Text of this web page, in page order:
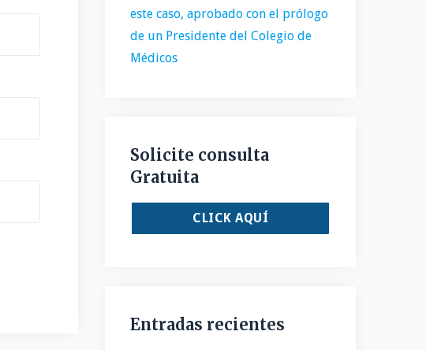
este caso, aprobado con el prólogo
de un Presidente del Colegio de
Médicos
Solicite consulta
Gratuita
CLICK AQUÍ
Entradas recientes